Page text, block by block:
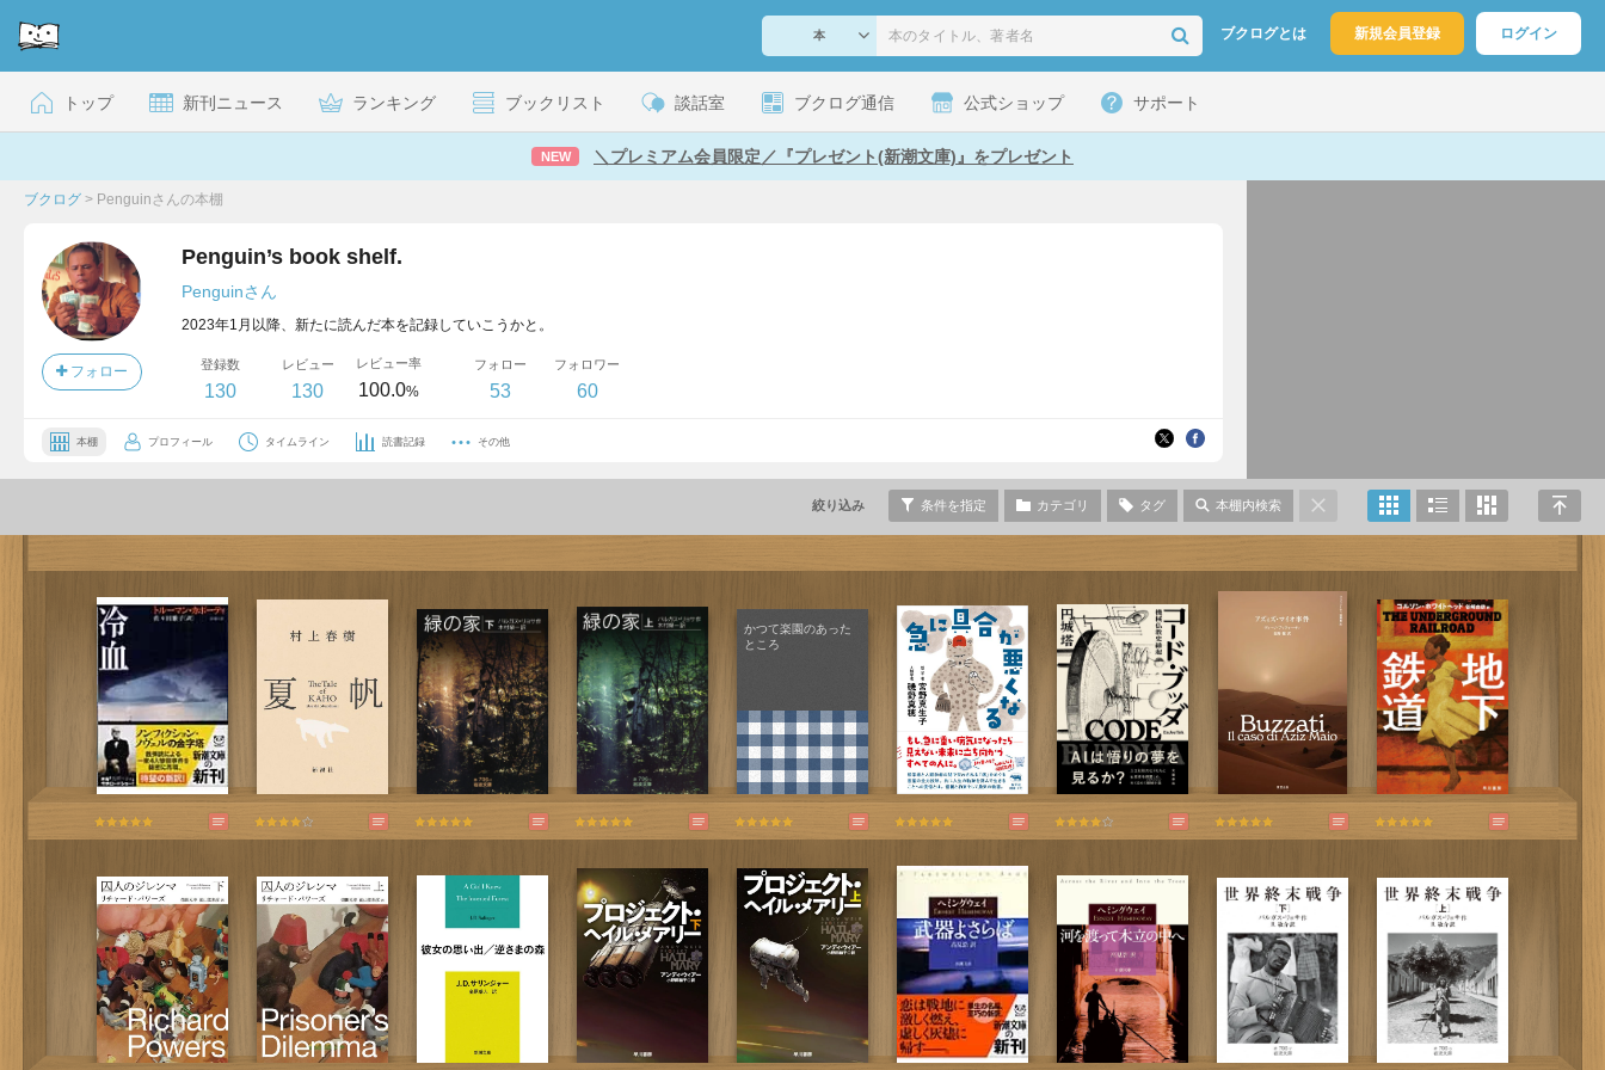
ブクログとは 新規会員登録 ログイン
トップ 新刊ニュース ランキング ブックリスト 談話室 ブクログ通信 公式ショップ サポート
NEW ＼プレミアム会員限定／『プレゼント(新潮文庫)』をプレゼント
ブクログ > Penguinさんの本棚
フォロー
Penguin’s book shelf.
Penguinさん
2023年1月以降、新たに読んだ本を記録していこうかと。
登録数
130
レビュー
130
レビュー率
100.0%
フォロー
53
フォロワー
60
本棚 プロフィール タイムライン 読書記録 その他
絞り込み 条件を指定 カテゴリ タグ 本棚内検索
かつて楽園のあった
ところ